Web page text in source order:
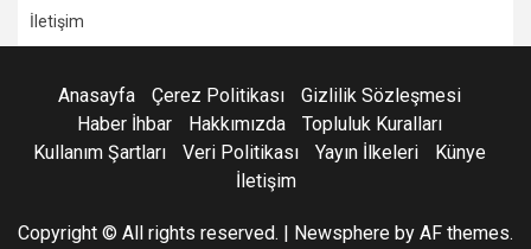
İletişim
Anasayfa Çerez Politikası
Gizlilik Sözleşmesi
Haber İhbar
Hakkımızda
Topluluk Kuralları
Kullanım Şartları
Veri Politikası Yayın İlkeleri
Künye
İletişim
Copyright © All rights reserved. | Newsphere by AF themes.